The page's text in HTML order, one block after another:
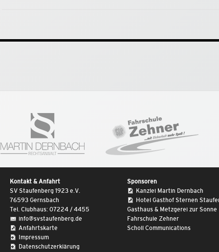
Kontakt & Anfahrt
SV Staufenberg 1923 e.V.
76593 Gernsbach
Tel. Clubhaus: 07224 / 4455
info@svstaufenberg.de
Anfahrtskarte
Impressum
Datenschutzerklärung
Sponsoren
Kanzlei Martin Dernbach
Hotel Gasthof Sternen
Gasthaus & Metzgerei zur Sonne
Fahrschule Zehner
Scholl Communications